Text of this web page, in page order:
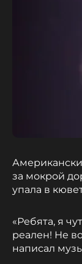
за мокрой
упала в
«Ребята, я
реален! Не
написал